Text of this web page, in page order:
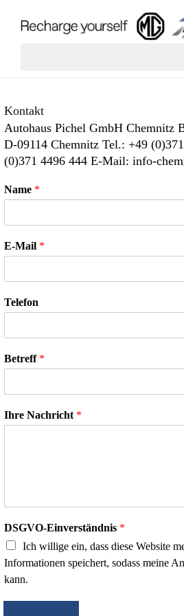
Inhalt
Kontakt
Autohaus Pichel GmbH Chemnitz
D-09114 Chemnitz Tel.: +49
(0)371 4496 444 E-Mail: info-
Name *
E-Mail *
Telefon
Betreff *
Ihre Nachricht *
DSGVO-Einverständnis *
Ich willige ein, dass diese Website
Informationen speichert, sodass meine
kann.